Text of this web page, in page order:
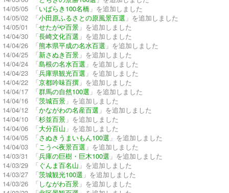
14/05/05 「いばらき100名橋 」を追加しました
14/05/02 「小田原ふるさとの原風景百選 」を追加しました
14/05/01 「せたがや百景 」を追加しました
14/04/30 「長崎文化百選 」を追加しました
14/04/26 「熊本県平成の名水百選 」を追加しました
14/04/25 「新さぬき百景 」を追加しました
14/04/24 「島根の名水百選 」を追加しました
14/04/23 「兵庫県観光百選 」を追加しました
14/04/22 「京都吟味百撰 」を追加しました
14/04/17 「群馬の自然100選 」を追加しました
14/04/16 「茨城百景 」を追加しました
14/04/12 「かながわの名産百選 」を追加しました
14/04/10 「杉並百景 」を追加しました
14/04/06 「大分百山 」を追加しました
14/04/05 「さぬきうまいもん100選 」を追加しました
14/04/03 「こうべ夜景百選 」を追加しました
14/03/31 「兵庫の巨樹・巨木100選 」を追加しました
14/03/29 「 ぐんま百名山 」を追加しました
14/03/27 「茨城観光100選 」を追加しました
14/03/26 「しながわ百景 」を追加しました